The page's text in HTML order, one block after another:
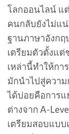
โลกออนไลน์ แ
คนกลับยังไม่แ
ฐานภาษาอังกฤ
เตรียมตัวตั้งแต่
เหล่านี้ทำให้กา
มักนำไปสู่ควา
ได้บ่อยคือการแ
ต่างจาก A-
เตรียมสอบแบ